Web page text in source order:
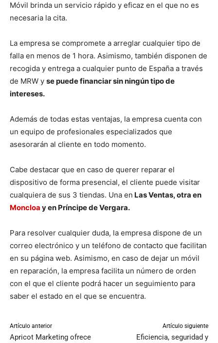
Móvil brinda un servicio rápido y eficaz en el que no es
necesaria la cita.
La empresa se compromete a arreglar cualquier tipo de
falla en menos de 1 hora. Asimismo, también disponen de
recogida y entrega a cualquier punto de España a través
de MRW y se puede financiar sin ningún tipo de
intereses.
Además de todas estas ventajas, la empresa cuenta con
un equipo de profesionales especializados que
asesorarán al cliente en todo momento.
Cabe destacar que en caso de querer reparar el
dispositivo de forma presencial, el cliente puede visitar
cualquiera de sus 3 tiendas. Una en Las Ventas, otra en
Moncloa y en Príncipe de Vergara.
Para resolver cualquier duda, la empresa dispone de un
correo electrónico y un teléfono de contacto que facilitan
en su página web. Asimismo, en caso de dejar un móvil
en reparación, la empresa facilita un número de orden
con el que el cliente podrá hacer un seguimiento para
saber el estado en el que se encuentra.
Artículo anterior
Apricot Marketing ofrece
Artículo siguiente
Eficiencia, seguridad y